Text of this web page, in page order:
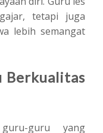
tetapi juga
lebih semangat
Berkualitas
guru yang